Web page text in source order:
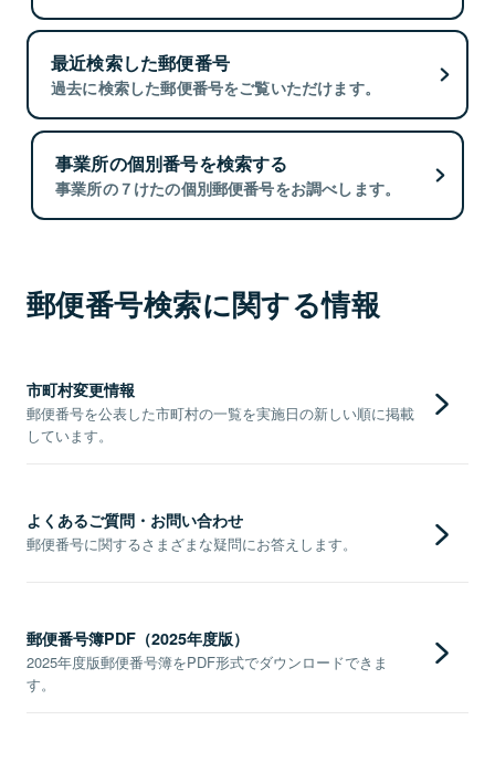
最近検索した郵便番号
過去に検索した郵便番号をご覧いただけます。
事業所の個別番号を検索する
事業所の７けたの個別郵便番号をお調べします。
郵便番号検索に関する情報
市町村変更情報
郵便番号を公表した市町村の一覧を実施日の新しい順に掲載
しています。
よくあるご質問・お問い合わせ
郵便番号に関するさまざまな疑問にお答えします。
郵便番号簿PDF（2025年度版）
2025年度版郵便番号簿をPDF形式でダウンロードできま
す。